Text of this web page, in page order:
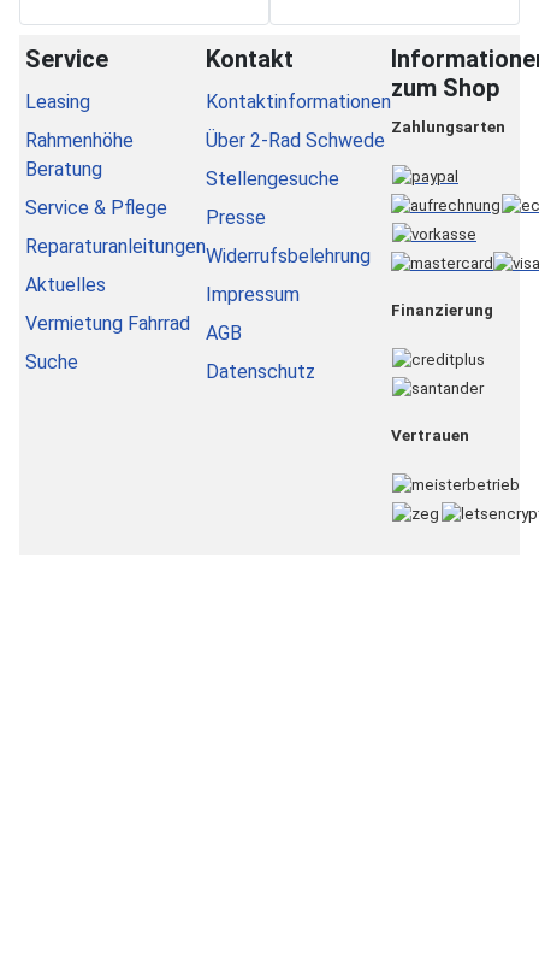
Service
Leasing
Rahmenhöhe
Beratung
Service & Pflege
Reparaturanleitungen
Aktuelles
Vermietung Fahrrad
Suche
Kontakt
Kontaktinformationen
Über 2-Rad Schwede
Stellengesuche
Presse
Widerrufsbelehrung
Impressum
AGB
Datenschutz
zum Shop
Zahlungsarten
Finanzierung
Vertrauen